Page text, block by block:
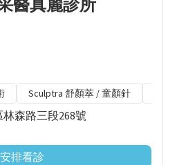
醫真麗診所
Sculptra 舒顏萃 / 童顏針
森路三段268號
安排看診